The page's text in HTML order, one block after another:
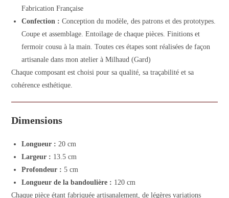
Fabrication Française
Confection : Conception du modèle, des patrons et des prototypes.
Coupe et assemblage. Entoilage de chaque pièces. Finitions et
fermoir cousu à la main. Toutes ces étapes sont réalisées de façon
artisanale dans mon atelier à Milhaud (Gard)
Chaque composant est choisi pour sa qualité, sa traçabilité et sa
cohérence esthétique.
Dimensions
Longueur : 20 cm
Largeur : 13.5 cm
Profondeur : 5 cm
Longueur de la bandoulière : 120 cm
Chaque pièce étant fabriquée artisanalement, de légères variations